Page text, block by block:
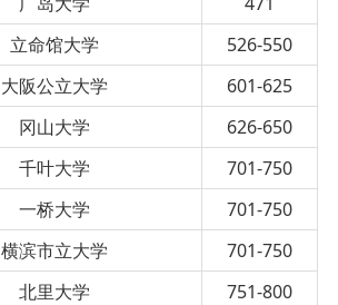
立命馆大学
526-550
大阪公立大学
601-625
冈山大学
626-650
千叶大学
701-750
一桥大学
701-750
横滨市立大学
701-750
北里大学
751-800